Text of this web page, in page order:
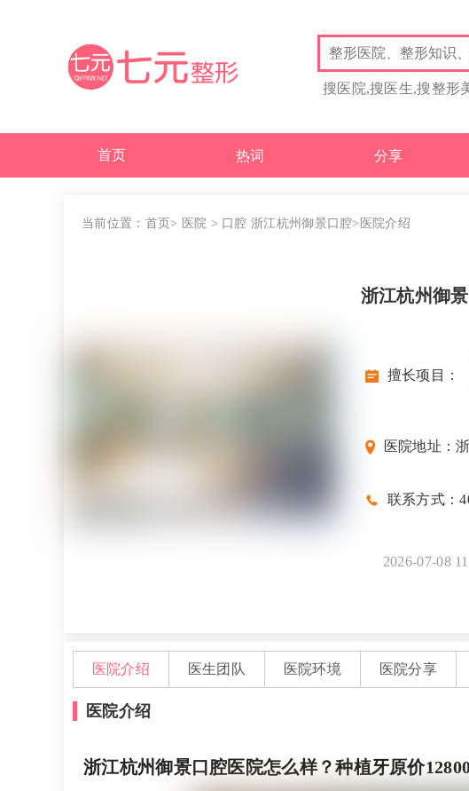
搜医院,搜医生,搜整形
首页 热词 分享
当前位置： 首页> 医院 > 口腔 浙江杭州御景口腔>医院介绍
浙江杭州御
擅长项目：
医院地址：
联系方式：
2026-07-08
医院介绍 医生团队 医院环境 医院分享
医院介绍
浙江杭州御景口腔医院怎么样？种植牙原价